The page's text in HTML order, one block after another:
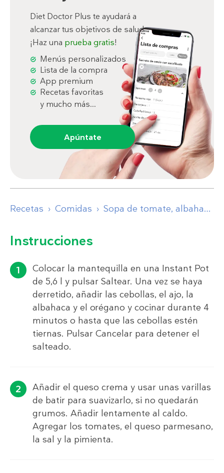
Diet Doctor Plus te ayudará a
alcanzar tus objetivos de salud.
¡Haz una prueba gratis!
Menús personalizados
Lista de la compra
App premium
Recetas favoritas
y mucho más...
Apúntate
Recetas Comidas Sopa de tomate, albahaca y queso parmesano
Instrucciones
Colocar la mantequilla en una Instant Pot
de 5,6 l y pulsar Saltear. Una vez se haya
derretido, añadir las cebollas, el ajo, la
albahaca y el orégano y cocinar durante 4
minutos o hasta que las cebollas estén
tiernas. Pulsar Cancelar para detener el
salteado.
Añadir el queso crema y usar unas varillas
de batir para suavizarlo, si no quedarán
grumos. Añadir lentamente al caldo.
Agregar los tomates, el queso parmesano,
la sal y la pimienta.